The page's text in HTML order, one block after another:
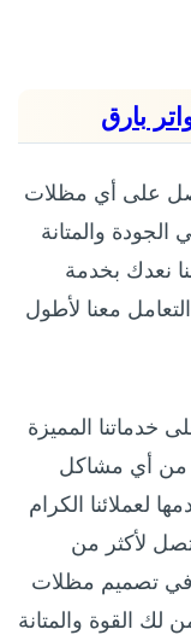
بارق
على أي مظلات
والمتانة
نعدك بخدمة
معنا لأطول
خدماتنا المميزة
من أي مشاكل
لعملائنا الكرام
لأكثر من
في تصميم مظلات
لك القوة والمتانة